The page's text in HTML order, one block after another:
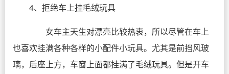
4、拒绝车上挂毛绒玩具
女车主天生对漂亮比较热衷，所以尽管在车上
也喜欢挂满各种各样的小配件小玩具。尤其是前挡风玻
璃，后座上方，车窗上面都挂满了毛绒玩具。但是开车